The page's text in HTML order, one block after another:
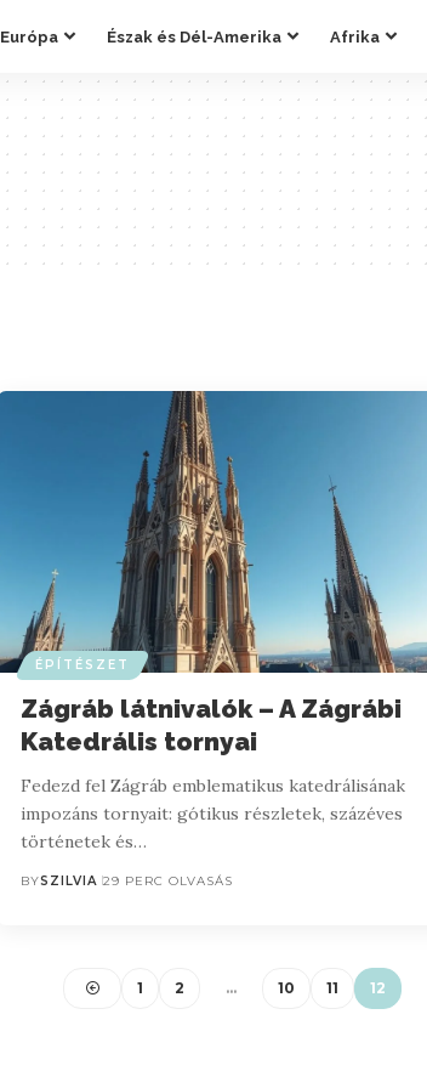
Európa Észak és Dél-Amerika Afrika
ÉPÍTÉSZET
Zágráb látnivalók – A Zágrábi
Katedrális tornyai
Fedezd fel Zágráb emblematikus katedrálisának
impozáns tornyait: gótikus részletek, százéves
történetek és…
BYSZILVIA 29 PERC OLVASÁS
1 2 … 10 11 12